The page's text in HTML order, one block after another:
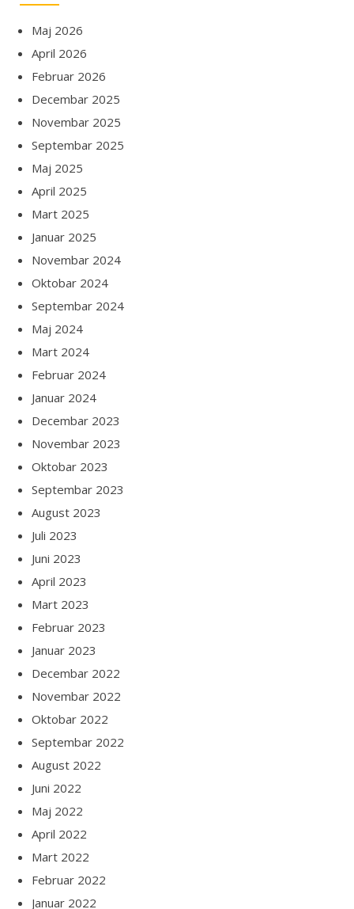
Maj 2026
April 2026
Februar 2026
Decembar 2025
Novembar 2025
Septembar 2025
Maj 2025
April 2025
Mart 2025
Januar 2025
Novembar 2024
Oktobar 2024
Septembar 2024
Maj 2024
Mart 2024
Februar 2024
Januar 2024
Decembar 2023
Novembar 2023
Oktobar 2023
Septembar 2023
August 2023
Juli 2023
Juni 2023
April 2023
Mart 2023
Februar 2023
Januar 2023
Decembar 2022
Novembar 2022
Oktobar 2022
Septembar 2022
August 2022
Juni 2022
Maj 2022
April 2022
Mart 2022
Februar 2022
Januar 2022